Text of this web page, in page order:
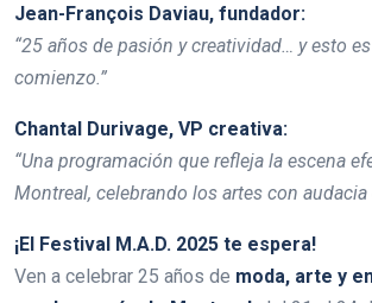
Jean-François Daviau, fundador:
“25 años de pasión y creatividad… y esto
comienzo.”
Chantal Durivage, VP creativa:
“Una programación que refleja la escena
Montreal, celebrando los artes con audacia
¡El Festival M.A.D. 2025 te espera!
Ven a celebrar 25 años de moda, arte y